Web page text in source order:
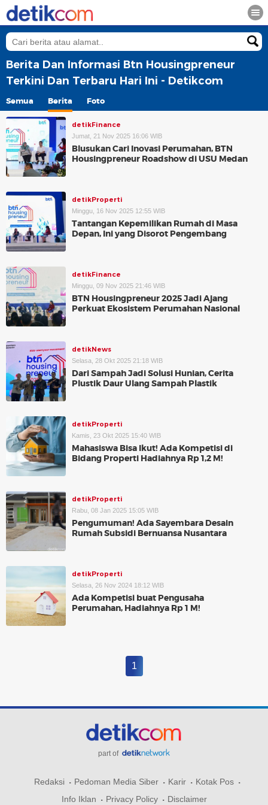
Berita Dan Informasi Btn Housingpreneur
Terkini Dan Terbaru Hari Ini - Detikcom
Semua Berita Foto
detikFinance
Jumat, 21 Nov 2025 16:06 WIB
Blusukan Cari Inovasi Perumahan, BTN
Housingpreneur Roadshow di USU Medan
detikProperti
Minggu, 16 Nov 2025 12:55 WIB
Tantangan Kepemilikan Rumah di Masa
Depan, Ini yang Disorot Pengembang
detikFinance
Minggu, 09 Nov 2025 21:46 WIB
BTN Housingpreneur 2025 Jadi Ajang
Perkuat Ekosistem Perumahan Nasional
detikNews
Selasa, 28 Okt 2025 21:18 WIB
Dari Sampah Jadi Solusi Hunian, Cerita
Plustik Daur Ulang Sampah Plastik
detikProperti
Kamis, 23 Okt 2025 15:40 WIB
Mahasiswa Bisa Ikut! Ada Kompetisi di
Bidang Properti Hadiahnya Rp 1,2 M!
detikProperti
Rabu, 08 Jan 2025 15:05 WIB
Pengumuman! Ada Sayembara Desain
Rumah Subsidi Bernuansa Nusantara
detikProperti
Selasa, 26 Nov 2024 18:12 WIB
Ada Kompetisi buat Pengusaha
Perumahan, Hadiahnya Rp 1 M!
1
part of
Redaksi Pedoman Media Siber Karir
Kotak Pos
Info Iklan
Privacy Policy Disclaimer